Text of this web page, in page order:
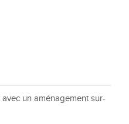
un aménagement sur-